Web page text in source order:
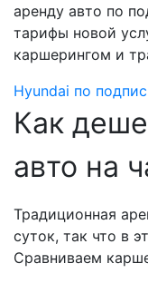
аренду авто по
тарифы новой
каршерингом и
Hyundai по
Как
авто на
Традиционная
суток, так что в
Сравниваем